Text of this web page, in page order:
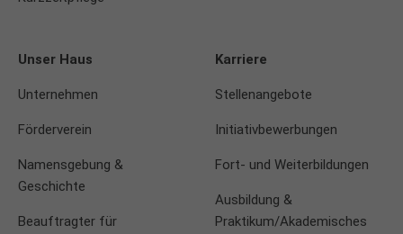
Unser Haus
Unternehmen
Förderverein
Namensgebung &
Geschichte
Beauftragter für
Karriere
Stellenangebote
Initiativbewerbungen
Fort- und Weiterbildungen
Ausbildung &
Praktikum/Akademisches